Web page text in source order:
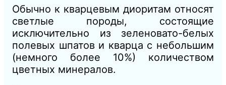
Обычно к кварцевым диоритам относят
светлые породы, состоящие
исключительно из зеленовато-белых
полевых шпатов и кварца с небольшим
(немного более 10%) количеством
цветных минералов.